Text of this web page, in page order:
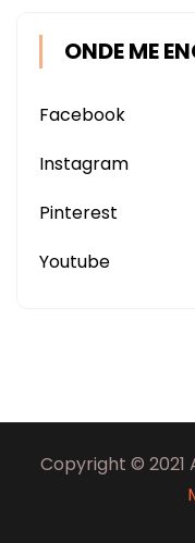
ONDE ME
Facebook
Instagram
Pinterest
Youtube
Copyright © 2021